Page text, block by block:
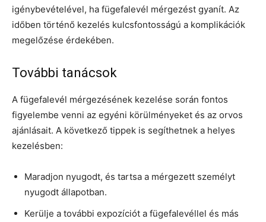
igénybevételével, ha fügefalevél mérgezést gyanít. Az
időben történő kezelés kulcsfontosságú a komplikációk
megelőzése érdekében.
További tanácsok
A fügefalevél mérgezésének kezelése során fontos
figyelembe venni az egyéni körülményeket és az orvos
ajánlásait. A következő tippek is segíthetnek a helyes
kezelésben:
Maradjon nyugodt, és tartsa a mérgezett személyt
nyugodt állapotban.
Kerülje a további expozíciót a fügefalevéllel és más